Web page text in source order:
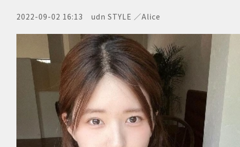
2022-09-02 16:13 udn STYLE ／Alice